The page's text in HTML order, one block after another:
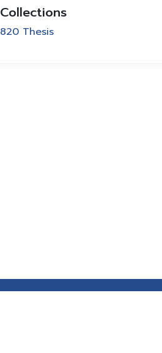
Collections
820 Thesis